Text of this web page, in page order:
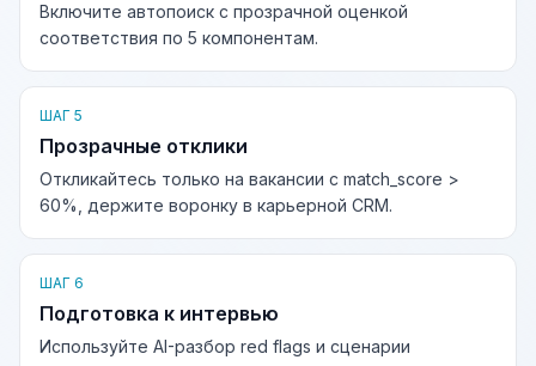
Включите автопоиск с прозрачной оценкой
соответствия по 5 компонентам.
ШАГ 5
Прозрачные отклики
Откликайтесь только на вакансии с match_score >
60%, держите воронку в карьерной CRM.
ШАГ 6
Подготовка к интервью
Используйте AI-разбор red flags и сценарии